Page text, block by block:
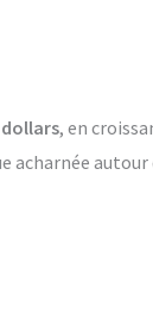
, en
acharnée autour